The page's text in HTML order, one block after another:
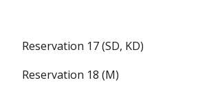
Reservation 17 (SD, KD)
Reservation 18 (M)